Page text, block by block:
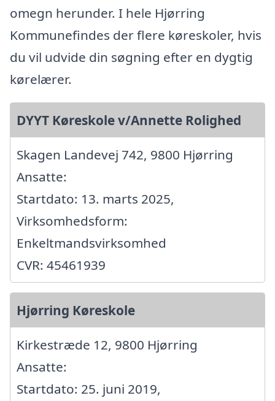
omegn herunder. I hele Hjørring
Kommunefindes der flere køreskoler, hvis
du vil udvide din søgning efter en dygtig
kørelærer.
DYYT Køreskole v/Annette Rolighed
Skagen Landevej 742, 9800 Hjørring
Ansatte:
Startdato: 13. marts 2025,
Virksomhedsform:
Enkeltmandsvirksomhed
CVR: 45461939
Hjørring Køreskole
Kirkestræde 12, 9800 Hjørring
Ansatte:
Startdato: 25. juni 2019,